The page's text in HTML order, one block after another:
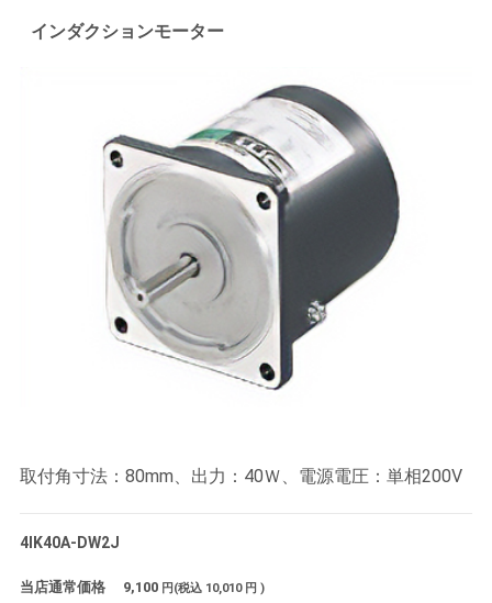
インダクションモーター
取付角寸法：80mm、出力：40Ｗ、電源電圧：単相200V
4IK40A-DW2J
当店通常価格 9,100 円(税込 10,010 円 )